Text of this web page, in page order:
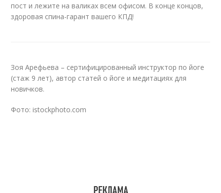
пост и лежите на валиках всем офисом. В конце концов,
здоровая спина-гарант вашего КПД!
Зоя Арефьева – cертифицированный инструктор по йоге
(cтаж 9 лет), автор статей о йоге и медитациях для
новичков.
Фото: istockphoto.com